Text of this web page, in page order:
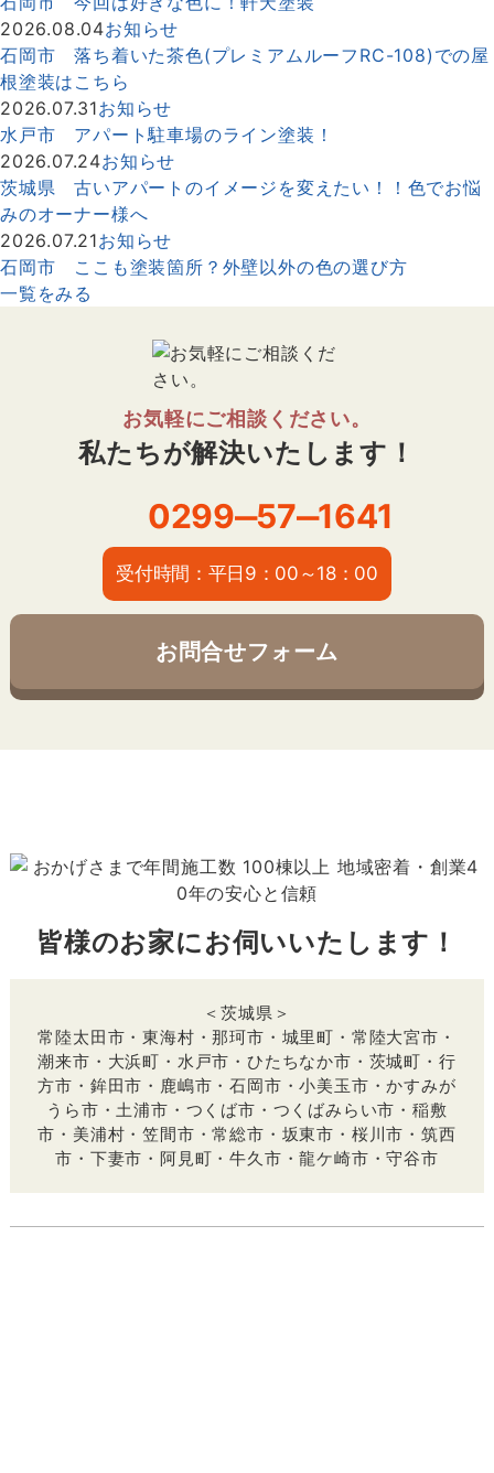
2026.08.04お知らせ
石岡市 落ち着いた茶色(プレミアムルーフRC-108)での屋
根塗装はこちら
2026.07.31お知らせ
水戸市 アパート駐車場のライン塗装！
2026.07.24お知らせ
茨城県 古いアパートのイメージを変えたい！！色でお悩
みのオーナー様へ
2026.07.21お知らせ
石岡市 ここも塗装箇所？外壁以外の色の選び方
一覧をみる
お気軽にご相談ください。
私たちが解決いたします！
0299‒57‒1641
受付時間：平日9：00～18：00
お問合せフォーム
皆様のお家にお伺いいたします！
＜茨城県＞
常陸太田市・東海村・那珂市・城里町・常陸大宮市・
潮来市・大浜町・水戸市・ひたちなか市・茨城町・行
方市・鉾田市・鹿嶋市・石岡市・小美玉市・かすみが
うら市・土浦市・つくば市・つくばみらい市・稲敷
市・美浦村・笠間市・常総市・坂東市・桜川市・筑西
市・下妻市・阿見町・牛久市・龍ケ崎市・守谷市